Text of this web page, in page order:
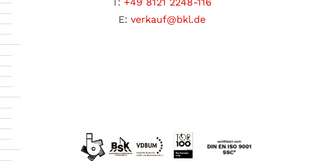
E: verkauf@bkl.de